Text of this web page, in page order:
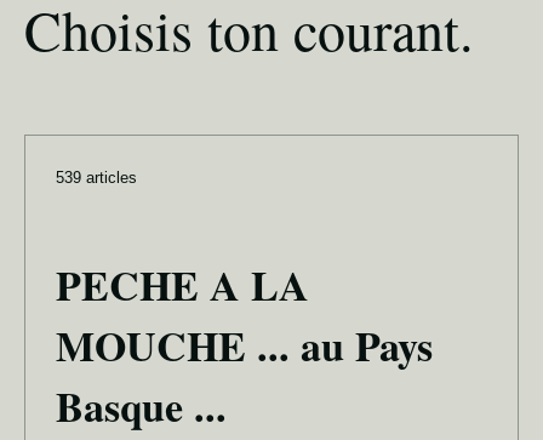
Choisis ton courant.
539 articles
PECHE A LA
MOUCHE ... au Pays
Basque ...